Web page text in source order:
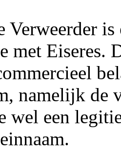
Verweerder
met Eiseres.
namelijk de
wel een